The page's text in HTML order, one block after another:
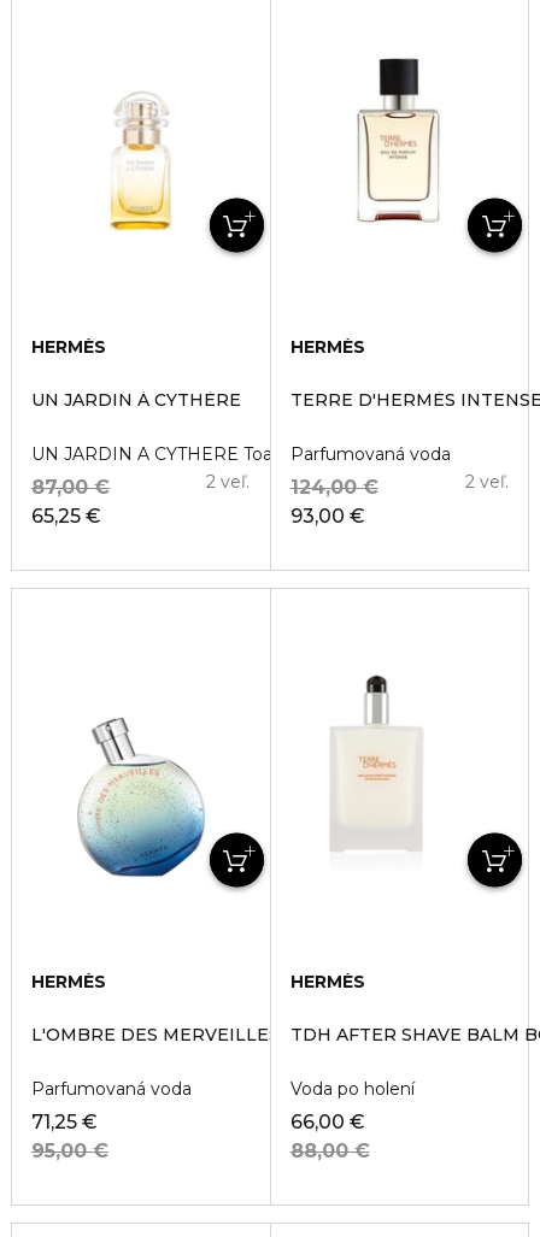
HERMÈS
UN JARDIN À CYTHÈRE
UN JARDIN A CYTHERE Toaletn� voda
65,25 €
87,00 € 2 veľ.
HERMÈS
TERRE D'HERMÈS
Parfumovaná voda
93,00 €
124,00 € 2 veľ.
HERMÈS
L'OMBRE DES MERVEILLES
Parfumovaná voda
71,25 €
95,00 €
HERMÈS
TDH AFTER SHAVE BALM
Voda po holení
66,00 €
88,00 €